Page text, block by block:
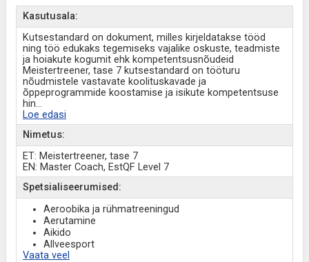
Kasutusala:
Kutsestandard on dokument, milles kirjeldatakse tööd
ning töö edukaks tegemiseks vajalike oskuste, teadmiste
ja hoiakute kogumit ehk kompetentsusnõudeid
Meistertreener, tase 7 kutsestandard on tööturu
nõudmistele vastavate koolituskavade ja
õppeprogrammide koostamise ja isikute kompetentsuse
hin...
Loe edasi
Nimetus:
ET: Meistertreener, tase 7
EN: Master Coach, EstQF Level 7
Spetsialiseerumised:
Aeroobika ja rühmatreeningud
Aerutamine
Aikido
Allveesport
Vaata veel